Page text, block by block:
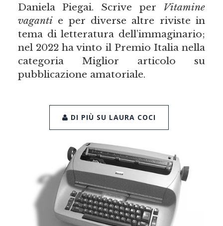
Daniela Piegai. Scrive per Vitamine
vagantie per diverse altre riviste in
tema di letteratura dell’immaginario;
nel 2022 ha vinto il Premio Italia nella
categoria Miglior articolo su
pubblicazione amatoriale.
DI PIÙ SU LAURA COCI